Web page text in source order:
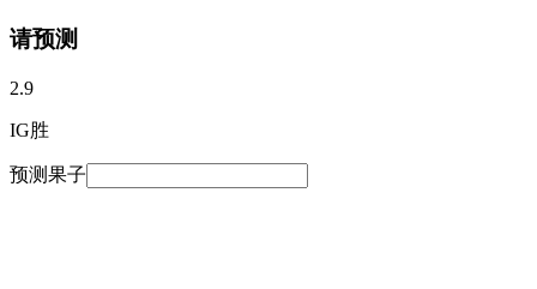
请预测
2.9
IG胜
预测果子